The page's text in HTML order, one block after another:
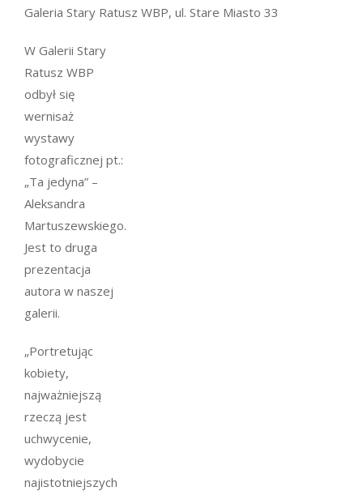
W Galerii Stary
Ratusz WBP
odbył się
wernisaż
wystawy
fotograficznej pt.:
„Ta jedyna” –
Aleksandra
Martuszewskiego.
Jest to druga
prezentacja
autora w naszej
galerii.
„Portretując
kobiety,
najważniejszą
rzeczą jest
uchwycenie,
wydobycie
najistotniejszych
Galeria Stary Ratusz WBP, ul. Stare Miasto 33